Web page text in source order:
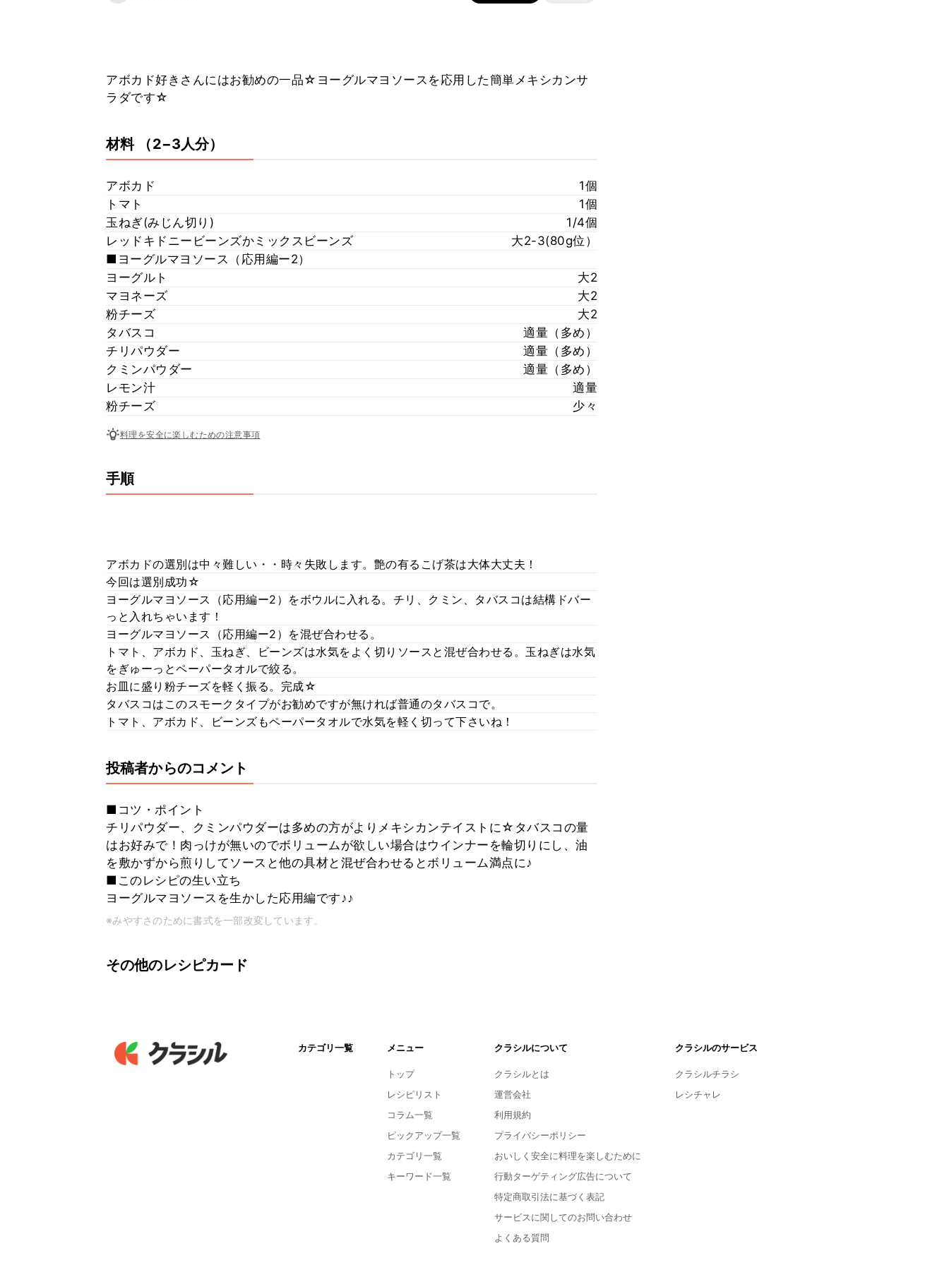
アボカド好きさんにはお勧めの一品☆ヨーグルマヨソースを応用した簡単メキシカンサ
ラダです☆
材料 （2−3人分）
アボカド
1個
トマト
1個
玉ねぎ(みじん切り)
1/4個
レッドキドニービーンズかミックスビーンズ
大2-3(80g位）
■ヨーグルマヨソース（応用編ー2）
ヨーグルト
大2
マヨネーズ
大2
粉チーズ
大2
タバスコ
適量（多め）
チリパウダー
適量（多め）
クミンパウダー
適量（多め）
レモン汁
適量
粉チーズ
少々
料理を安全に楽しむための注意事項
手順
アボカドの選別は中々難しい・・時々失敗します。艶の有るこげ茶は大体大丈夫！
今回は選別成功☆
ヨーグルマヨソース（応用編ー2）をボウルに入れる。チリ、クミン、タバスコは結構ドバー
っと入れちゃいます！
ヨーグルマヨソース（応用編ー2）を混ぜ合わせる。
トマト、アボカド、玉ねぎ、ビーンズは水気をよく切りソースと混ぜ合わせる。玉ねぎは水気
をぎゅーっとペーパータオルで絞る。
お皿に盛り粉チーズを軽く振る。完成☆
タバスコはこのスモークタイプがお勧めですが無ければ普通のタバスコで。
トマト、アボカド、ビーンズもペーパータオルで水気を軽く切って下さいね！
投稿者からのコメント
■コツ・ポイント
チリパウダー、クミンパウダーは多めの方がよりメキシカンテイストに☆タバスコの量
はお好みで！肉っけが無いのでボリュームが欲しい場合はウインナーを輪切りにし、油
を敷かずから煎りしてソースと他の具材と混ぜ合わせるとボリューム満点に♪
■このレシピの生い立ち
ヨーグルマヨソースを生かした応用編です♪♪
※みやすさのために書式を一部改変しています。
その他のレシピカード
カテゴリ一覧 メニュー
トップ
レシピリスト
コラム一覧
ピックアップ一覧
カテゴリ一覧
キーワード一覧
クラシルについて
クラシルとは
運営会社
利用規約
プライバシーポリシー
おいしく安全に料理を楽しむために
行動ターゲティング広告について
特定商取引法に基づく表記
サービスに関してのお問い合わせ
よくある質問
クラシルのサービス
クラシルチラシ
レシチャレ